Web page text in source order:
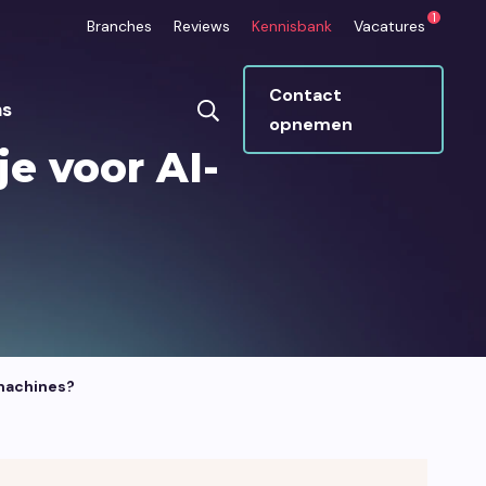
Branches Reviews Kennisbank Vacatures 1
draaien
Marketing
Contact
opnemen
voor AI-